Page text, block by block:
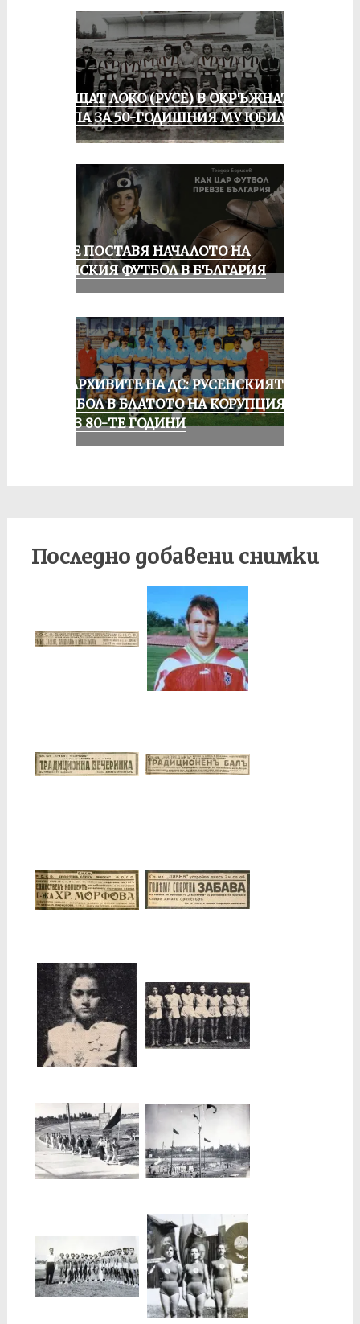
ПРАЩАТ ЛОКО (РУСЕ) В ОКРЪЖНАТА
ГРУПА ЗА 50-ГОДИШНИЯ МУ ЮБИЛЕЙ
РУСЕ ПОСТАВЯ НАЧАЛОТО НА
ЖЕНСКИЯ ФУТБОЛ В БЪЛГАРИЯ
ИЗ АРХИВИТЕ НА ДС: РУСЕНСКИЯТ
ФУТБОЛ В БЛАТОТО НА КОРУПЦИЯТА
ПРЕЗ 80-ТЕ ГОДИНИ
Последно добавени снимки